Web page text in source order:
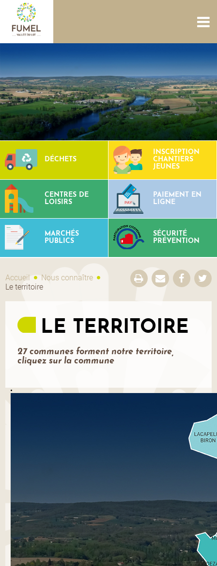
CONTACTS
DÉCHETS
INSCRIPTION
CHANTIERS
JEUNES
CENTRES DE
LOISIRS
PAIEMENT EN
LIGNE
MARCHÉS
PUBLICS
SÉCURITÉ
PRÉVENTION
Accueil
Nous connaître
Le territoire
LE TERRITOIRE
27 communes forment notre territoire,
cliquez sur la commune